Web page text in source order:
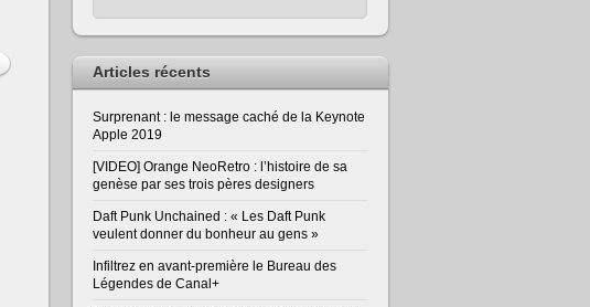
Articles récents
Surprenant : le message caché de la Keynote
Apple 2019
[VIDEO] Orange NeoRetro : l’histoire de sa
genèse par ses trois pères designers
Daft Punk Unchained : « Les Daft Punk
veulent donner du bonheur au gens »
Infiltrez en avant-première le Bureau des
Légendes de Canal+